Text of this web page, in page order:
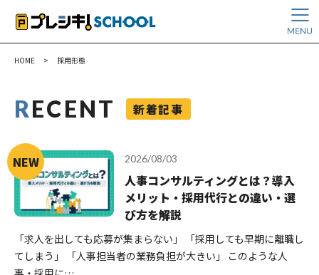
HOME > 採用形態
RECENT 新着記事
2026/08/03
人事コンサルティングとは？導入
メリット・採用代行との違い・選
び方を解説
「求人を出しても応募が集まらない」 「採用しても早期に離職し
てしまう」 「人事担当者の業務負担が大きい」 このような人